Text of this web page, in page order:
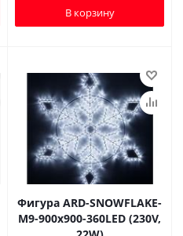
В корзину
Фигура ARD-SNOWFLAKE-
M9-900x900-360LED (230V,